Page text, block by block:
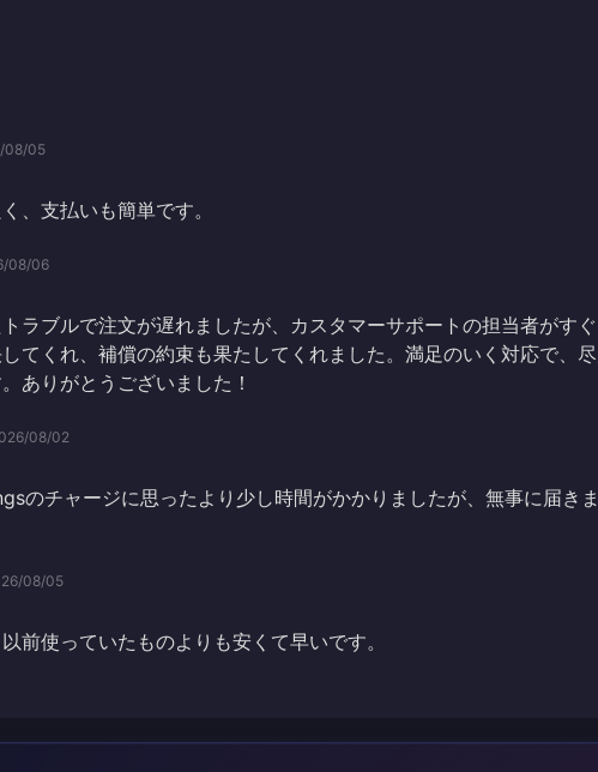
08/05
、支払いも簡単です。
08/06
ラブルで注文が遅れましたが、カスタマーサポートの担当者がす
てくれ、補償の約束も果たしてくれました。満足のいく対応で、
ありがとうございました！
08/02
のチャージに思ったより少し時間がかかりましたが、無事に届き
08/05
前使っていたものよりも安くて早いです。